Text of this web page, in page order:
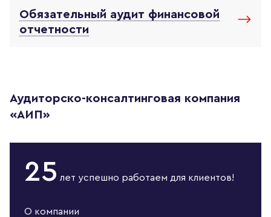
Обязательный аудит финансовой
отчетности
Аудиторско-консалтинговая компания
«АИП»
25 лет успешно работаем для клиентов!
О компании